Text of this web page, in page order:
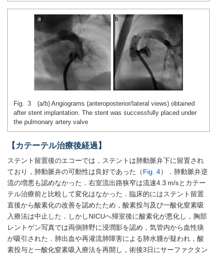
Fig. 3 (a/b) Angiograms (anteroposterior/lateral views) obtained
after stent implantation. The stent was successfully placed under
the pulmonary artery valve
【カテーテル治療後経過】
ステント留置後のエコーでは，ステントは肺動脈弁下に留置され
ており，肺動脈弁の可動性は良好であった（Fig. 4）．肺動脈弁逆
流の増悪も認めなかった．右室流出路狭窄は流速4.3 m/sとカテー
テル治療前と比較して変化はなかった．臨床的にはステント留置
直後から酸素化の改善を認めたため，酸素投与及び一酸化窒素吸
入療法は中止した．しかしNICUへ帰室後に酸素化が悪化し，胸部
レントゲン写真では両側肺野に浸潤影を認め，気管内から血性痰
が吸引された．肺出血や再灌流肺障害による肺水腫が疑われ，酸
素投与と一酸化窒素吸入療法を再開し，術後3日にサーファクタン